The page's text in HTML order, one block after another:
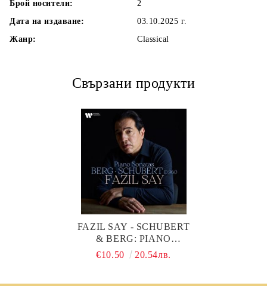
Брой носители:
2
Дата на издаване:
03.10.2025 г.
Жанр:
Classical
Свързани продукти
FAZIL SAY - SCHUBERT
& BERG: PIANO
SONATAS (CD)
€10.50 20.54лв.